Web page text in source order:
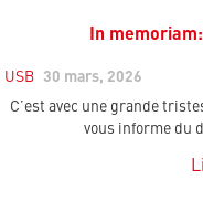
In
USB
30 mars, 2026
C’est avec une grande
vous informe du